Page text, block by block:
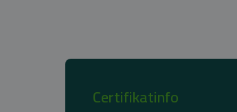
Certifikatinfo